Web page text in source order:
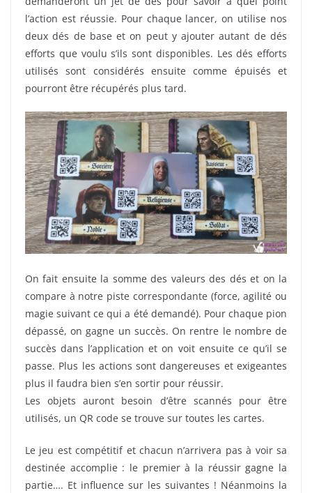
l’action est réussie. Pour chaque lancer, on utilise nos
deux dés de base et on peut y ajouter autant de dés
efforts que voulu s’ils sont disponibles. Les dés efforts
utilisés sont considérés ensuite comme épuisés et
pourront être récupérés plus tard.
On fait ensuite la somme des valeurs des dés et on la
compare à notre piste correspondante (force, agilité ou
magie suivant ce qui a été demandé). Pour chaque pion
dépassé, on gagne un succès. On rentre le nombre de
succès dans l’application et on voit ensuite ce qu’il se
passe. Plus les actions sont dangereuses et exigeantes
plus il faudra bien s’en sortir pour réussir.
Les objets auront besoin d’être scannés pour être
utilisés, un QR code se trouve sur toutes les cartes.
Le jeu est compétitif et chacun n’arrivera pas à voir sa
destinée accomplie : le premier à la réussir gagne la
partie…. Et influence sur les suivantes ! Néanmoins la